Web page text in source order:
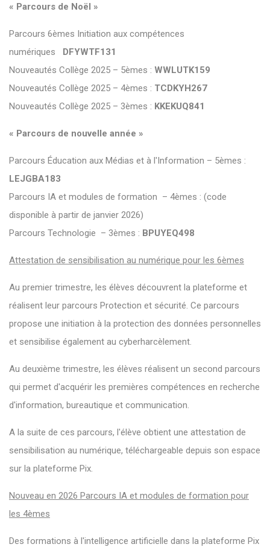
« Parcours de Noël »
Parcours 6èmes Initiation aux compétences
numériques DFYWTF131
Nouveautés Collège 2025 – 5èmes : WWLUTK159
Nouveautés Collège 2025 – 4èmes : TCDKYH267
Nouveautés Collège 2025 – 3èmes : KKEKUQ841
« Parcours de nouvelle année »
Parcours Éducation aux Médias et à l'Information – 5èmes :
LEJGBA183
Parcours IA et modules de formation – 4èmes : (code
disponible à partir de janvier 2026)
Parcours Technologie – 3èmes : BPUYEQ498
Attestation de sensibilisation au numérique pour les 6èmes
Au premier trimestre, les élèves découvrent la plateforme et
réalisent leur parcours Protection et sécurité. Ce parcours
propose une initiation à la protection des données personnelles
et sensibilise également au cyberharcèlement.
Au deuxième trimestre, les élèves réalisent un second parcours
qui permet d'acquérir les premières compétences en recherche
d'information, bureautique et communication.
A la suite de ces parcours, l'élève obtient une attestation de
sensibilisation au numérique, téléchargeable depuis son espace
sur la plateforme Pix.
Nouveau en 2026 Parcours IA et modules de formation pour
les 4èmes
Des formations à l'intelligence artificielle dans la plateforme Pix